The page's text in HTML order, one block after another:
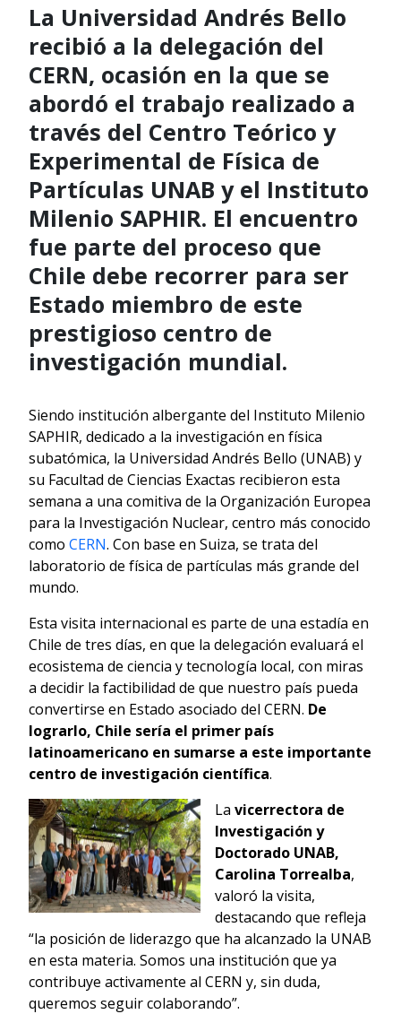
La Universidad Andrés Bello
recibió a la delegación del
CERN, ocasión en la que se
abordó el trabajo realizado a
través del Centro Teórico y
Experimental de Física de
Partículas UNAB y el Instituto
Milenio SAPHIR. El encuentro
fue parte del proceso que
Chile debe recorrer para ser
Estado miembro de este
prestigioso centro de
investigación mundial.
Siendo institución albergante del Instituto Milenio
SAPHIR, dedicado a la investigación en física
subatómica, la Universidad Andrés Bello (UNAB) y
su Facultad de Ciencias Exactas recibieron esta
semana a una comitiva de la Organización Europea
para la Investigación Nuclear, centro más conocido
como CERN. Con base en Suiza, se trata del
laboratorio de física de partículas más grande del
mundo.
Esta visita internacional es parte de una estadía en
Chile de tres días, en que la delegación evaluará el
ecosistema de ciencia y tecnología local, con miras
a decidir la factibilidad de que nuestro país pueda
convertirse en Estado asociado del CERN. De
lograrlo, Chile sería el primer país
latinoamericano en sumarse a este importante
centro de investigación científica.
La vicerrectora de
Investigación y
Doctorado UNAB,
Carolina Torrealba,
valoró la visita,
destacando que refleja
“la posición de liderazgo que ha alcanzado la UNAB
en esta materia. Somos una institución que ya
contribuye activamente al CERN y, sin duda,
queremos seguir colaborando”.